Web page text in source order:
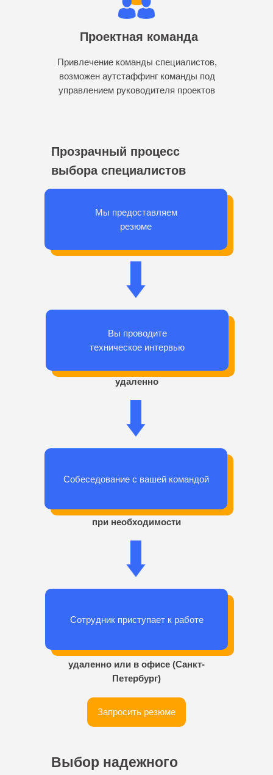
Привлечение команды специалистов,
возможен аутстаффинг команды под
управлением руководителя проектов
Проектная команда
Запросить резюме
Прозрачный процесс
выбора специалистов
удаленно или в офисе (Санкт-
Петербург)
Сотрудник приступает к работе
при необходимости
Собеседование с вашей командой
удаленно
Вы проводите
техническое интервью
Мы предоставляем
резюме
Выбор надежного